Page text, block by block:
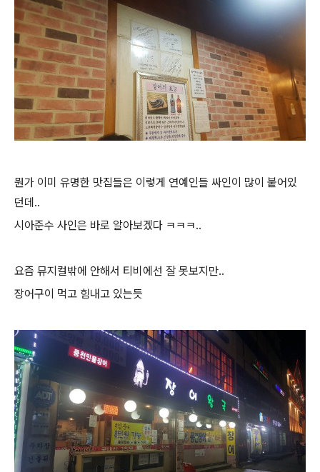
뭔가 이미 유명한 맛집들은 이렇게 연예인들 싸인이 많이 붙어있
던데..
시아준수 사인은 바로 알아보겠다 ㅋㅋㅋ..
요즘 뮤지컬밖에 안해서 티비에선 잘 못보지만..
장어구이 먹고 힘내고 있는듯